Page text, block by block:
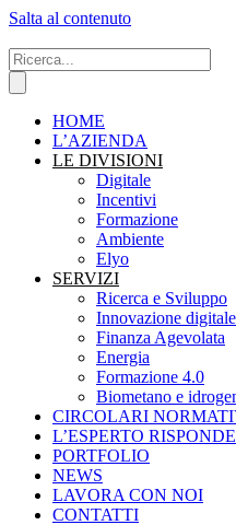
Salta al contenuto
HOME
L’AZIENDA
LE DIVISIONI
Digitale
Incentivi
Formazione
Ambiente
Elyo
SERVIZI
Ricerca e Sviluppo
Innovazione
Finanza Agevolata
Energia
Formazione 4.0
Biometano e
CIRCOLARI
L’ESPERTO RISPONDE
PORTFOLIO
NEWS
LAVORA CON NOI
CONTATTI